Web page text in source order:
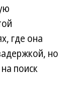
где она
но
поиск